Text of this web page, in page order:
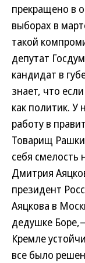
прекращено в
выборах в
такой
депутат
кандидат в
знает, что
как политик. У
работу в
Товарищ
себя смелость
Дмитрия
президент
Аяцкова в
дедушке
Кремле
все было